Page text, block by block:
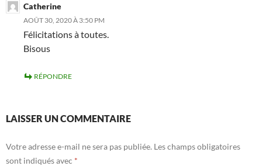
Catherine
AOÛT 30, 2020 À 3:50 PM
Félicitations à toutes.
Bisous
RÉPONDRE
LAISSER UN COMMENTAIRE
Votre adresse e-mail ne sera pas publiée. Les champs obligatoires
sont indiqués avec *